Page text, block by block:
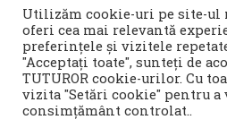
Termeni și condiții
Politica de
Noi îți facem reclamă!
© 2021 Salut, Dobrogea! - Ziar de
Utilizăm cookie-uri pe site-ul
oferi cea mai relevantă
preferințele și vizitele
"Acceptați toate", sunteți de
TUTUROR cookie-urilor. Cu
vizita "Setări cookie" pentru a
consimțământ controlat..